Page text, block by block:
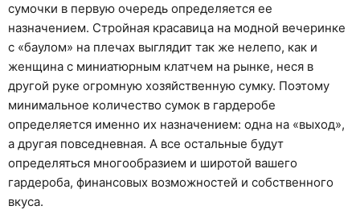
сумочки в первую очередь определяется ее
назначением. Стройная красавица на модной вечеринке
с «баулом» на плечах выглядит так же нелепо, как и
женщина с миниатюрным клатчем на рынке, неся в
другой руке огромную хозяйственную сумку. Поэтому
минимальное количество сумок в гардеробе
определяется именно их назначением: одна на «выход»,
а другая повседневная. А все остальные будут
определяться многообразием и широтой вашего
гардероба, финансовых возможностей и собственного
вкуса.